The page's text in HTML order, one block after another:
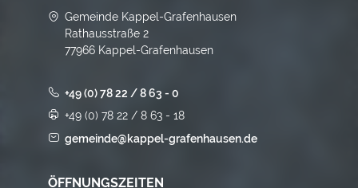
Gemeinde Kappel-Grafenhausen
Rathausstraße 2
77966 Kappel-Grafenhausen
+49 (0) 78 22 / 8 63 - 0
+49 (0) 78 22 / 8 63 - 18
gemeinde@kappel-grafenhausen.de
ÖFFNUNGSZEITEN